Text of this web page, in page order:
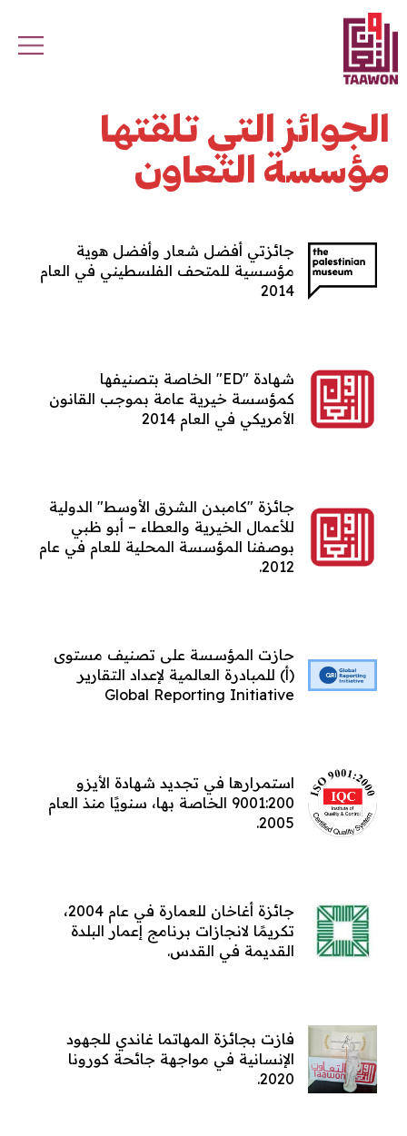
Skip to main content
الجوائز التي تلقتها
مؤسسة التعاون
جائزتي أفضل شعار وأفضل هوية
مؤسسية للمتحف الفلسطيني في العام
2014
شهادة "ED" الخاصة بتصنيفها
كمؤسسة خيرية عامة بموجب القانون
الأمريكي في العام 2014
جائزة "كامبدن الشرق الأوسط" الدولية
للأعمال الخيرية والعطاء – أبو ظبي
بوصفنا المؤسسة المحلية للعام في عام
2012.
حازت المؤسسة على تصنيف مستوى
(أ) للمبادرة العالمية لإعداد التقارير
Global Reporting Initiative
استمرارها في تجديد شهادة الأيزو
9001:200 الخاصة بها، سنويًا منذ العام
2005.
جائزة أغاخان للعمارة في عام 2004،
تكريمًا لانجازات برنامج إعمار البلدة
القديمة في القدس.
فازت بجائزة المهاتما غاندي للجهود
الإنسانية في مواجهة جائحة كورونا
2020.